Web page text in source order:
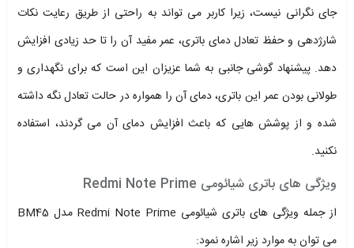
جای نگرانی نیست، زیرا کاربر می تواند به راحتی از طریق رعایت نکات
شارژدهی و حفظ تعادل دمای باتری، عمر مفید آن را تا حد زیادی افزایش
دهد. پیشنهاد گوشی جانبی به شما عزیزان این است که برای نگهداری و
طولانی بودن عمر این باتری، دمای آن را همواره در حالت تعادل نگه داشته
شده و از پوشش هایی که باعث افزایش دمای آن می گردند، استفاده
نکنید.
ویژگی های باتری شیائومی Redmi Note Prime
از جمله ویژگی های باتری شیائومی Redmi Note Prime مدل BM45
می توان به موارد زیر اشاره نمود: